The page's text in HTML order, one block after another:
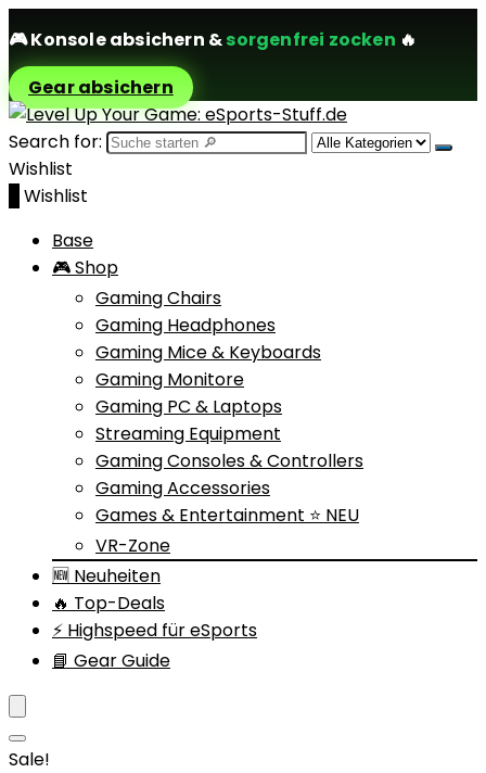
🎮Konsole absichern &sorgenfrei zocken 🔥
Gear absichern
Search for:
Wishlist
Wishlist
Base
🎮 Shop
Gaming Chairs
Gaming Headphones
Gaming Mice & Keyboards
Gaming Monitore
Gaming PC & Laptops
Streaming Equipment
Gaming Consoles & Controllers
Gaming Accessories
Games & Entertainment ⭐ NEU
VR-Zone
🆕 Neuheiten
🔥 Top-Deals
⚡ Highspeed für eSports
📘 Gear Guide
Sale!